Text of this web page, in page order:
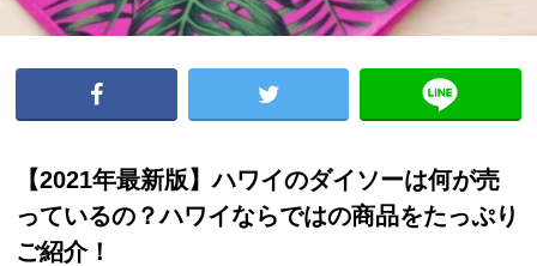
【2021年最新版】ハワイのダイソーは何が売
っているの？ハワイならではの商品をたっぷり
ご紹介！